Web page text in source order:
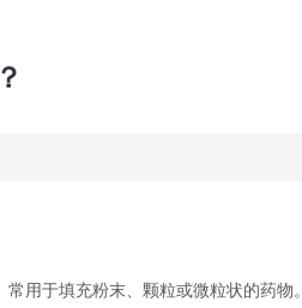
用于填充粉末、颗粒或微粒状的药物。